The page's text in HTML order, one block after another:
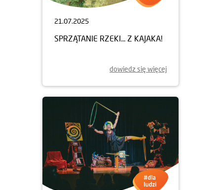
21.07.2025
SPRZĄTANIE RZEKI... Z KAJAKA!
dowiedz się więcej